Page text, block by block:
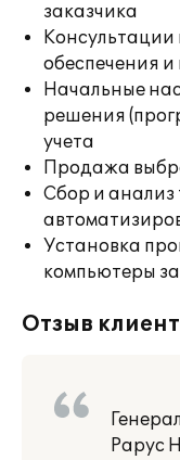
заказчика
Консультации
обеспечения
Начальные
решения
учета
Продажа
Сбор и анализ
Установка
компьютеры
Отзыв
Рарус